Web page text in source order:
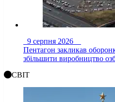
9 серпня 2026
Пентагон закликав
збільшити виробництво
СВІТ